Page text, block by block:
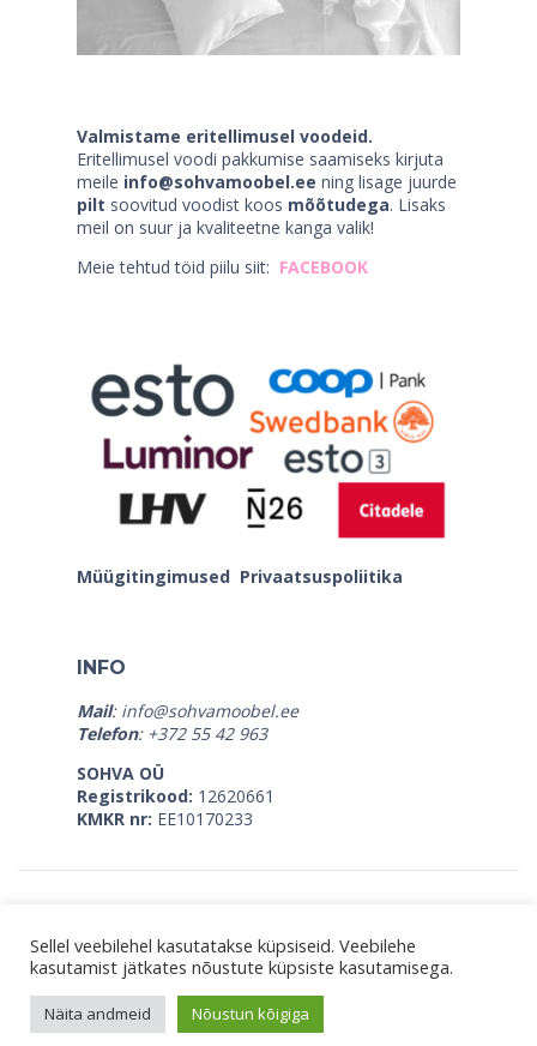
Valmistame eritellimusel voodeid.
Eritellimusel voodi pakkumise saamiseks kirjuta
meile info@sohvamoobel.ee ning lisage juurde
pilt soovitud voodist koos mõõtudega. Lisaks
meil on suur ja kvaliteetne kanga valik!
Meie tehtud töid piilu siit: FACEBOOK
Müügitingimused Privaatsuspoliitika
INFO
Mail: info@sohvamoobel.ee
Telefon: +372 55 42 963
SOHVA OÜ
Registrikood: 12620661
KMKR nr: EE10170233
© Copyright 2026, Sohva OÜ |SLEEPWELL|STROMA
MATERASSO
Sellel veebilehel kasutatakse küpsiseid. Veebilehe
kasutamist jätkates nõustute küpsiste kasutamisega.
Näita andmeid Nõustun kõigiga